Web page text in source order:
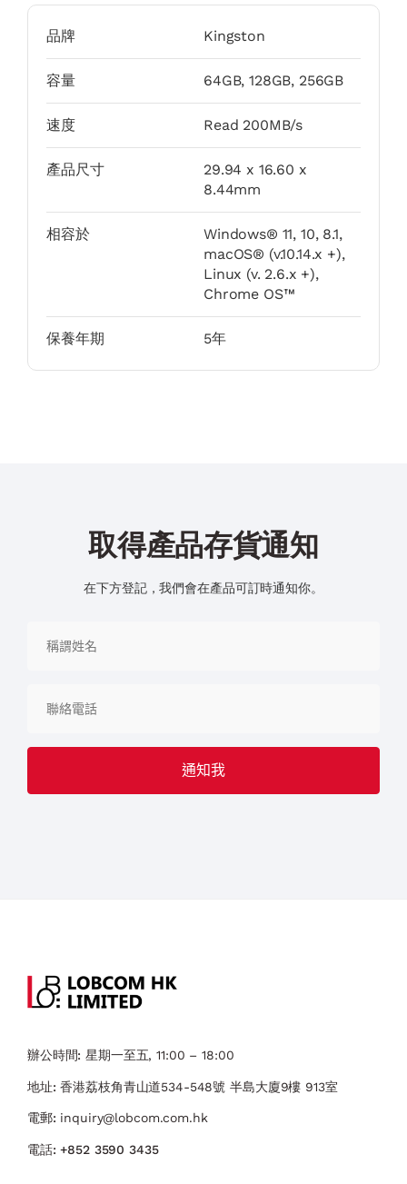
品牌 Kingston
容量 64GB, 128GB, 256GB
速度 Read 200MB/s
產品尺寸
29.94 x 16.60 x
8.44mm
相容於
Windows® 11, 10, 8.1,
macOS® (v.10.14.x +),
Linux (v. 2.6.x +),
Chrome OS™
保養年期 5年
取得產品存貨通知
在下方登記，我們會在產品可訂時通知你。
辦公時間: 星期一至五, 11:00 – 18:00
地址: 香港荔枝角青山道534-548號 ​半島大廈9樓 913室
電郵: inquiry@lobcom.com.hk
電話:+852 3590 3435